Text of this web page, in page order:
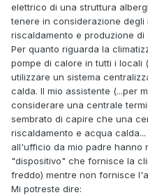
elettrico di una struttura
tenere in considerazione
riscaldamento e produzione di
Per quanto riguarda la
pompe di calore in tutti i locali
utilizzare un sistema
calda. Il mio assistente (...per
considerare una centrale
sembrato di capire che una
riscaldamento e acqua calda...
all'ufficio da mio padre hanno
"dispositivo" che fornisce la
freddo) mentre non fornisce
Mi potreste dire: